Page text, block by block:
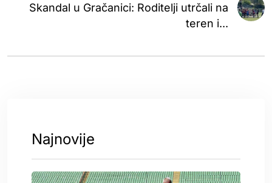
Skandal u Gračanici: Roditelji utrčali na
teren i...
Najnovije